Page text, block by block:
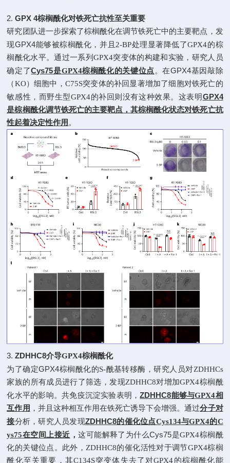
2.GPX 4棕榈酰化对铁死亡抗性至关重要
研究团队进一步探索了棕榈酰化在调节铁死亡中的主要靶点，发
现GPX4能够被棕榈酰化，并且 2-BP处理显著降低了GPX4的棕
榈酰化水平。通过一系列GPX4突变体的构建和实验，研究人员
确定了Cys75是GPX4棕榈酰化的关键位点。在GPX4基因敲除
（KO）细胞中， C75S突变体的补回显著增加了细胞对铁死亡的
敏感性，而野生型GPX4的补回则没有这种效果。这表明GPX4
是棕榈酰化调节铁死亡的主要靶点，其棕榈酰化状态对铁死亡抗
性起着决定性作用 。
3.ZDHHC8介导GPX4棕榈酰化
为了确定GPX4棕榈酰化的S-酰基转移酶，研究人员对ZDHHCs
家族的所有成员进行了筛选，发现ZDHHC8对增加GPX4棕榈酰
化水平的影响。共免疫沉淀实验表明，ZDHHC8能够与GPX4相
互作用 ，并且这种相互作用在铁死亡诱导下会增强。通过分子对
接分析，研究人员发现ZDHHC8的催化位点Cys134与GPX4的C
ys75在空间上接近 ，这可能解释了为什么Cys75是GPX4棕榈酰
化的关键位点。此外，ZDHHC8的催化活性对于调节GPX4棕榈
酰化至关重要，其C134S突变体失去了对GPX4的棕榈酰化能